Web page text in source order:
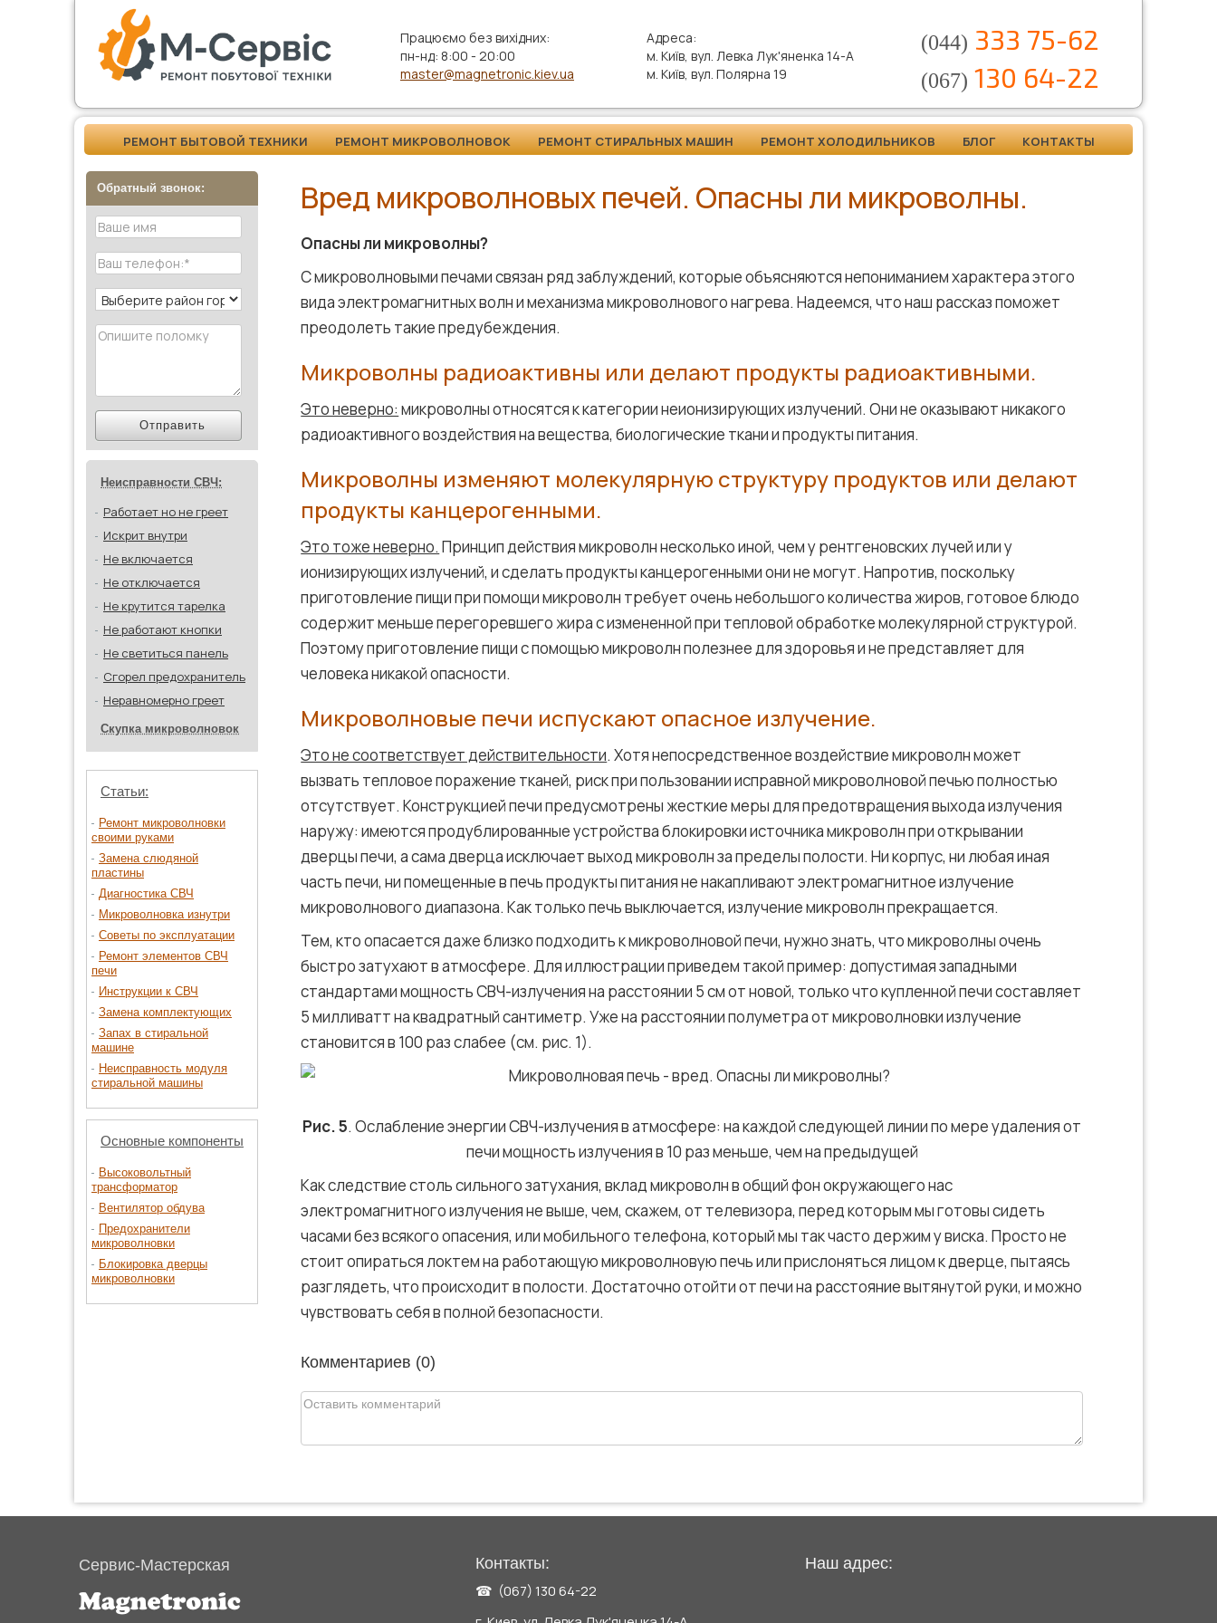
Працюємо без вихідних:
пн-нд: 8:00 - 20:00
master@magnetronic.kiev.ua
Адреса:
м. Київ, вул. Левка Лук'яненка 14-А
м. Київ, вул. Полярна 19
(044) 333 75-62
(067) 130 64-22
РЕМОНТ БЫТОВОЙ ТЕХНИКИ РЕМОНТ МИКРОВОЛНОВОК РЕМОНТ СТИРАЛЬНЫХ МАШИН РЕМОНТ ХОЛОДИЛЬНИКОВ БЛОГ КОНТАКТЫ
Обратный звонок:
Отправить
Неисправности СВЧ:
Работает но не греет
Искрит внутри
Не включается
Не отключается
Не крутится тарелка
Не работают кнопки
Не светиться панель
Сгорел предохранитель
Неравномерно греет
Скупка микроволновок
Статьи:
Ремонт микроволновки
своими руками
Замена слюдяной
пластины
Диагностика СВЧ
Микроволновка изнутри
Советы по эксплуатации
Ремонт элементов СВЧ
печи
Инструкции к СВЧ
Замена комплектующих
Запах в стиральной
машине
Неисправность модуля
стиральной машины
Основные компоненты
Высоковольтный
трансформатор
Вентилятор обдува
Предохранители
микроволновки
Блокировка дверцы
микроволновки
Вред микроволновых печей. Опасны ли микроволны.
Опасны ли микроволны?
С микроволновыми печами связан ряд заблуждений, которые объясняются непониманием характера этого
вида электромагнитных волн и механизма микроволнового нагрева. Надеемся, что наш рассказ поможет
преодолеть такие предубеждения.
Микроволны радиоактивны или делают продукты радиоактивными.
Это неверно: микроволны относятся к категории неионизирующих излучений. Они не оказывают никакого
радиоактивного воздействия на вещества, биологические ткани и продукты питания.
Микроволны изменяют молекулярную структуру продуктов или делают
продукты канцерогенными.
Это тоже неверно. Принцип действия микроволн несколько иной, чем у рентгеновских лучей или у
ионизирующих излучений, и сделать продукты канцерогенными они не могут. Напротив, поскольку
приготовление пищи при помощи микроволн требует очень небольшого количества жиров, готовое блюдо
содержит меньше перегоревшего жира с измененной при тепловой обработке молекулярной структурой.
Поэтому приготовление пищи с помощью микроволн полезнее для здоровья и не представляет для
человека никакой опасности.
Микроволновые печи испускают опасное излучение.
Это не соответствует действительности. Хотя непосредственное воздействие микроволн может
вызвать тепловое поражение тканей, риск при пользовании исправной микроволновой печью полностью
отсутствует. Конструкцией печи предусмотрены жесткие меры для предотвращения выхода излучения
наружу: имеются продублированные устройства блокировки источника микроволн при открывании
дверцы печи, а сама дверца исключает выход микроволн за пределы полости. Ни корпус, ни любая иная
часть печи, ни помещенные в печь продукты питания не накапливают электромагнитное излучение
микроволнового диапазона. Как только печь выключается, излучение микроволн прекращается.
Тем, кто опасается даже близко подходить к микроволновой печи, нужно знать, что микроволны очень
быстро затухают в атмосфере. Для иллюстрации приведем такой пример: допустимая западными
стандартами мощность СВЧ-излучения на расстоянии 5 см от новой, только что купленной печи составляет
5 милливатт на квадратный сантиметр. Уже на расстоянии полуметра от микроволновки излучение
становится в 100 раз слабее (см. рис. 1).
Рис. 5. Ослабление энергии СВЧ-излучения в атмосфере: на каждой следующей линии по мере удаления от
печи мощность излучения в 10 раз меньше, чем на предыдущей
Как следствие столь сильного затухания, вклад микроволн в общий фон окружающего нас
электромагнитного излучения не выше, чем, скажем, от телевизора, перед которым мы готовы сидеть
часами без всякого опасения, или мобильного телефона, который мы так часто держим у виска. Просто не
стоит опираться локтем на работающую микроволновую печь или прислоняться лицом к дверце, пытаясь
разглядеть, что происходит в полости. Достаточно отойти от печи на расстояние вытянутой руки, и можно
чувствовать себя в полной безопасности.
Комментариев (0)
Сервис-Мастерская Контакты:
☎ (067) 130 64-22
Наш адрес: